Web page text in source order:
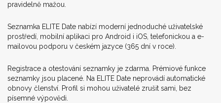
pravidelně mažou.
Seznamka ELITE Date nabízí moderní jednoduché uživatelské
prostředí, mobilní aplikaci pro Android i iOS, telefonickou a e-
mailovou podporu v českém jazyce (365 dní v roce).
Registrace a otestování seznamky je zdarma. Prémiové funkce
seznamky jsou placené. Na ELITE Date neprovádí automatické
obnovy členství. Profil si mohou uživatelé zrušit sami, bez
písemné výpovědi.